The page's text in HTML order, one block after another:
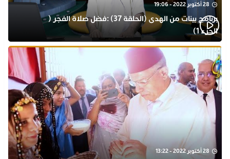
28 أكتوبر 2022 - 19:06
برنامج بينات من الهدى (الحلقة 37) :فضل صلاة الفجر (
الجزء 1)
28 أكتوبر 2022 - 13:22